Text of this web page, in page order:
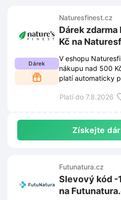
Dárek
Naturesfinest.cz
Dárek
Kč na
V eshopu
nákupu nad 500
platí automaticky
oblíbené produkty
Platí do 7.8.2026
Získejte
Futunatura.cz
Slevový kód -
na